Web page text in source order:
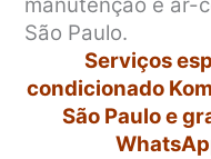
manutenção e ar-
São Paulo.
Serviços
condicionado
São Paulo e